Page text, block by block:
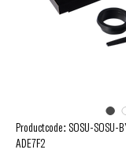
Productcode: SOSU-SOSU-
ADE7F2